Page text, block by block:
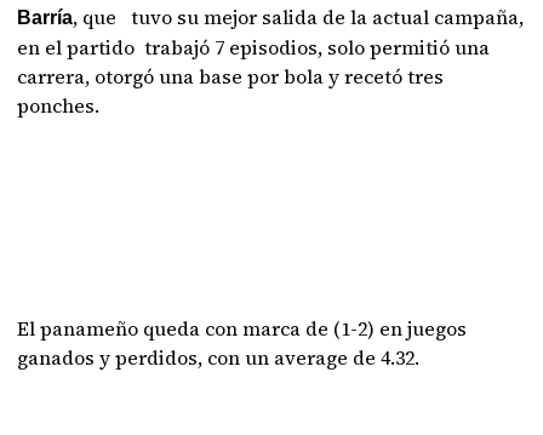
Barría, que tuvo su mejor salida de la actual campaña,
en el partido trabajó 7 episodios, solo permitió una
carrera, otorgó una base por bola y recetó tres
ponches.
El panameño queda con marca de (1-2) en juegos
ganados y perdidos, con un average de 4.32.